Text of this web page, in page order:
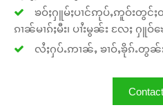
ၶဝ်ႈႁူမ်ႈပၢင်ဢုပ်ႇဢူဝ်းတွင်ႈထ
ၵၢၼ်မၢၵ်ႈမီး၊ ပၢႆးမွၼ်း လႄႈ ႁူဝ်
လႆႈႁပ်ႉဢၢၼ်ႇ ၶၢဝ်ႇၶိုၵ်ႉတွ
Contact